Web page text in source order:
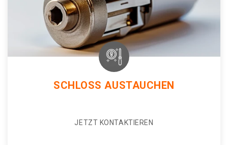
SCHLOSS AUSTAUCHEN
JETZT KONTAKTIEREN